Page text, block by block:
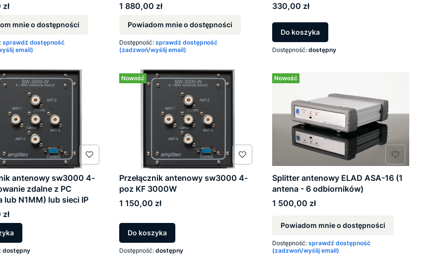
przewijanie
mnie o dostępności
sprawdź dostępność
email)
Cena
1 880,00 zł
Powiadom mnie o dostępności
Dostępność: sprawdź dostępność
(zadzwoń/wyślij email)
Cena
330,00 zł
Do koszyka
Dostępność: dostępny
antenowy sw3000 4-
zdalne z PC
lub N1MM) lub sieci IP
dostępny
Nowość
Przełącznik antenowy sw3000 4-
poz KF 3000W
Cena
1 150,00 zł
Do koszyka
Dostępność: dostępny
Nowość
Splitter antenowy ELAD ASA-16 (1
antena - 6 odbiorników)
Cena
1 500,00 zł
Powiadom mnie o dostępności
Dostępność: sprawdź dostępność
(zadzwoń/wyślij email)